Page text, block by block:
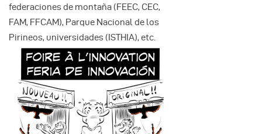
federaciones de montaña (FEEC, CEC,
FAM, FFCAM), Parque Nacional de los
Pirineos, universidades (ISTHIA), etc.